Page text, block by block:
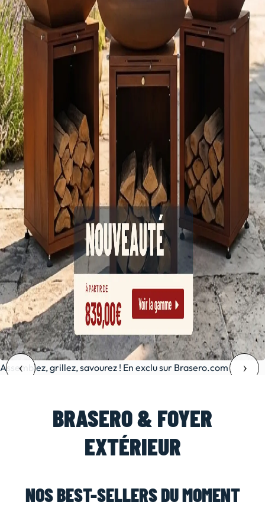
Assemblez, grillez, savourez ! En exclu sur Brasero.com
BRASERO & FOYER
EXTÉRIEUR
NOS BEST-SELLERS DU MOMENT